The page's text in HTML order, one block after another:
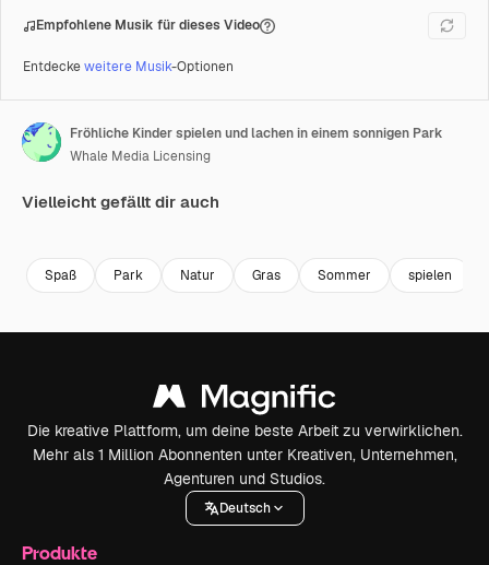
Empfohlene Musik für dieses Video
Entdeckeweitere Musik-Optionen
Fröhliche Kinder spielen und lachen in einem sonnigen Park
Whale Media Licensing
Vielleicht gefällt dir auch
Spaß Park Natur Gras Sommer spielen
Die kreative Plattform, um deine beste Arbeit zu verwirklichen.
Mehr als 1 Million Abonnenten unter Kreativen, Unternehmen,
Agenturen und Studios.
Deutsch
Produkte